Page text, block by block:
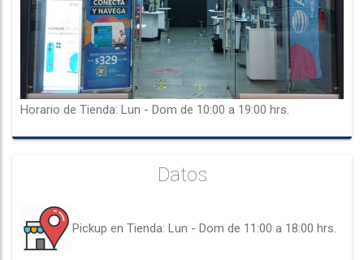
Horario de Tienda: Lun - Dom de 10:00 a 19:00 hrs.
Datos
Pickup en Tienda: Lun - Dom de 11:00 a 18:00 hrs.